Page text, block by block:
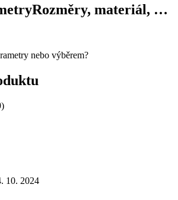
Rozměry, materiál, …
nebo výběrem?
)
10. 2024